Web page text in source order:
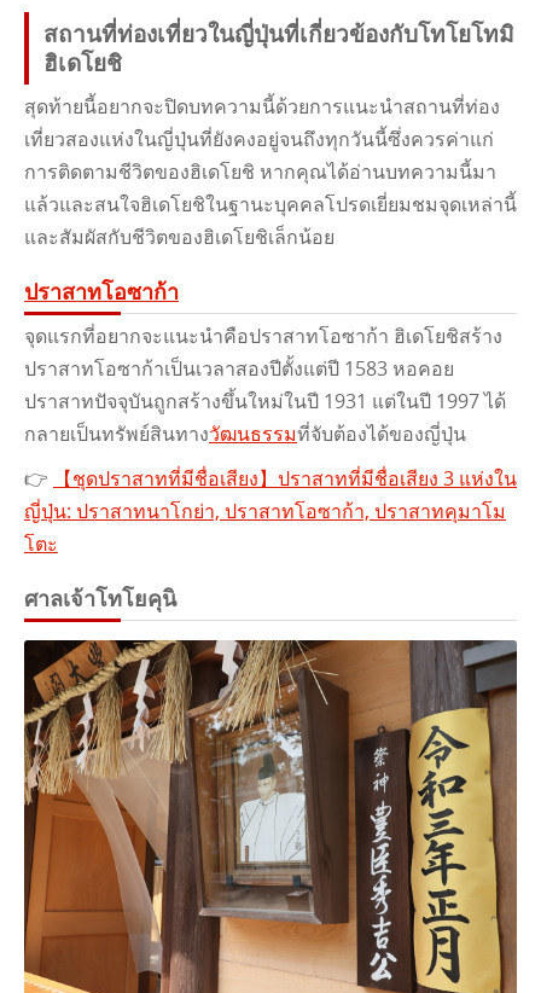
สถานที่ท่องเที่ยวในญี่ปุ่นที่เกี่ยวข้องกับโทโยโทมิ
ฮิเดโยชิ
สุดท้ายนี้อยากจะปิดบทความนี้ด้วยการแนะนําสถานที่ท่อง
เที่ยวสองแห่งในญี่ปุ่นที่ยังคงอยู่จนถึงทุกวันนี้ซึ่งควรค่าแก่
การติดตามชีวิตของฮิเดโยชิ หากคุณได้อ่านบทความนี้มา
แล้วและสนใจฮิเดโยชิในฐานะบุคคลโปรดเยี่ยมชมจุดเหล่านี้
และสัมผัสกับชีวิตของฮิเดโยชิเล็กน้อย
ปราสาทโอซาก้า
จุดแรกที่อยากจะแนะนําคือปราสาทโอซาก้า ฮิเดโยชิสร้าง
ปราสาทโอซาก้าเป็นเวลาสองปีตั้งแต่ปี 1583 หอคอย
ปราสาทปัจจุบันถูกสร้างขึ้นใหม่ในปี 1931 แต่ในปี 1997 ได้
กลายเป็นทรัพย์สินทางวัฒนธรรมที่จับต้องได้ของญี่ปุ่น
👉
【ชุดปราสาทที่มีชื่อเสียง】ปราสาทที่มีชื่อเสียง 3 แห่งใน
ญี่ปุ่น: ปราสาทนาโกย่า, ปราสาทโอซาก้า, ปราสาทคุมาโม
โตะ
ศาลเจ้าโทโยคุนิ